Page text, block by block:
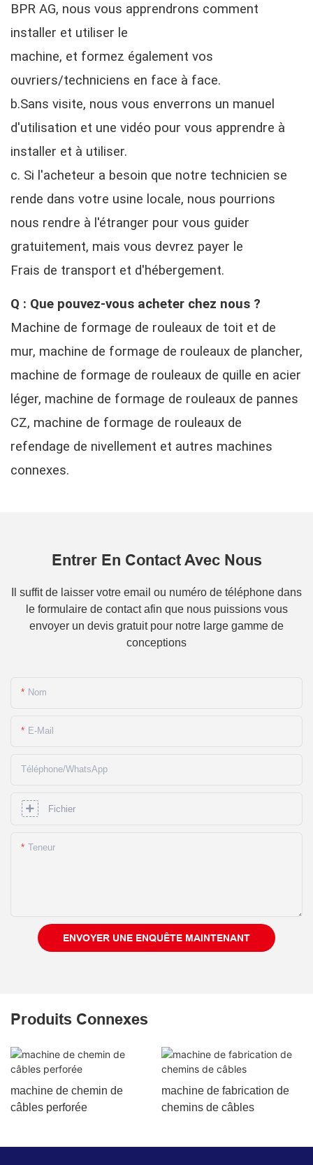
BPR AG, nous vous apprendrons comment
installer et utiliser le
machine, et formez également vos
ouvriers/techniciens en face à face.
b.Sans visite, nous vous enverrons un manuel
d'utilisation et une vidéo pour vous apprendre à
installer et à utiliser.
c. Si l'acheteur a besoin que notre technicien se
rende dans votre usine locale, nous pourrions
nous rendre à l'étranger pour vous guider
gratuitement, mais vous devrez payer le
Frais de transport et d'hébergement.
Q : Que pouvez-vous acheter chez nous ?
Machine de formage de rouleaux de toit et de
mur, machine de formage de rouleaux de plancher,
machine de formage de rouleaux de quille en acier
léger, machine de formage de rouleaux de pannes
CZ, machine de formage de rouleaux de
refendage de nivellement et autres machines
connexes.
Entrer En Contact Avec Nous
Il suffit de laisser votre email ou numéro de téléphone dans
le formulaire de contact afin que nous puissions vous
envoyer un devis gratuit pour notre large gamme de
conceptions
Nom
E-Mail
Téléphone/WhatsApp
Fichier
Teneur
ENVOYER UNE ENQUÊTE MAINTENANT
Produits Connexes
machine de chemin de
câbles perforée
machine de fabrication de
chemins de câbles